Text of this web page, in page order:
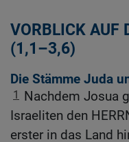
VORBLICK AUF
(1,1–3,6)
Die Stämme Juda
1
Nachdem Josua
Israeliten den
erster in das Land